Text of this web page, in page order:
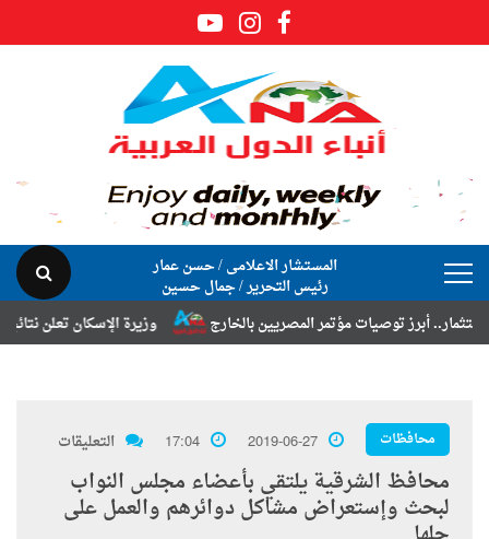
المستشار الاعلامى / حسن عمار
رئيس التحرير / جمال حسين
وزيرة الإسكان تعلن نتائج قرعة
توصيات مؤتمر المصريين بالخارج
محافظات 2019-06-27
17:04 التعليقات
محافظ الشرقية يلتقي بأعضاء مجلس النواب
لبحث وإستعراض مشاكل دوائرهم والعمل على